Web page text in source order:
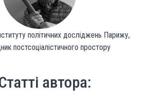
політичних досліджень Парижу,
постсоціалістичного простору
автора: